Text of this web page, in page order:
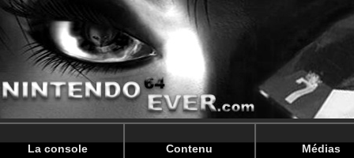
Warning: Undefined array key "HTTP_REFERER" in /
Warning: Undefined array key "HTTP_REFERER" in /
La console Contenu Médias